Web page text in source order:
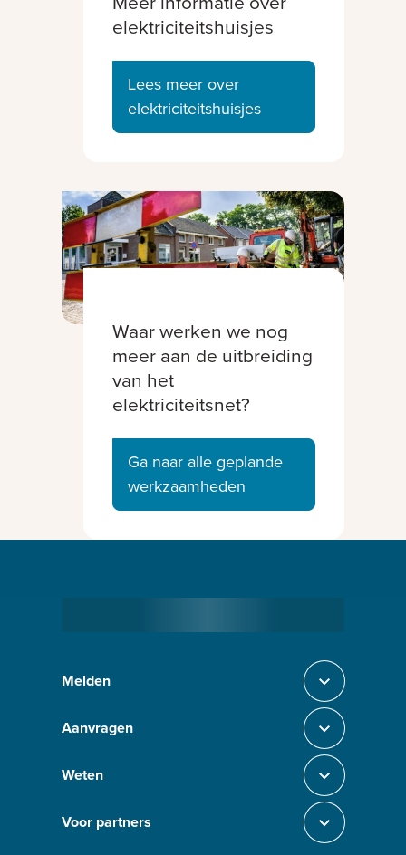
elektriciteitshuisjes
Lees meer over
elektriciteitshuisjes
Waar werken we nog
meer aan de uitbreiding
van het
elektriciteitsnet?
Ga naar alle geplande
werkzaamheden
Melden Sluit section-0
Aanvragen Sluit section-1
Weten Sluit section-2
Voor partners Sluit section-3